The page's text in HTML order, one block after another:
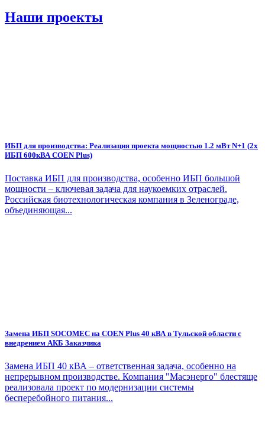
Наши проекты
ИБП для производства: Реализация проекта мощностью 1.2 мВт N+1 (2х
ИБП 600кВА COEN Plus)
Поставка ИБП для производства, особенно ИБП большой
мощности – ключевая задача для наукоемких отраслей.
Российская биотехнологическая компания в Зеленограде,
объединяющая...
Замена ИБП SOCOMEC на COEN Plus 40 кВА в Тульской области с
внедрением АКБ Заказчика
Замена ИБП 40 кВА – ответственная задача, особенно на
непрерывном производстве. Компания "Масэнерго" блестяще
реализовала проект по модернизации системы
бесперебойного питания...